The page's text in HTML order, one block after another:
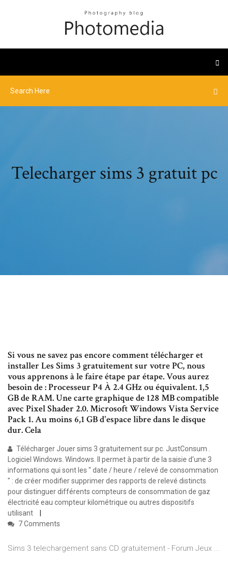
Telecharger sims 3 gratuit pc
Si vous ne savez pas encore comment télécharger et
installer Les Sims 3 gratuitement sur votre PC, nous
vous apprenons à le faire étape par étape. Vous aurez
besoin de : Processeur P4 À 2.4 GHz ou équivalent. 1,5
GB de RAM. Une carte graphique de 128 MB compatible
avec Pixel Shader 2.0. Microsoft Windows Vista Service
Pack 1. Au moins 6,1 GB d'espace libre dans le disque
dur. Cela
Télécharger Jouer sims 3 gratuitement sur pc. JustConsum .
Logiciel Windows. Windows. Il permet à partir de la saisie d'une 3
informations qui sont les " date / heure / relevé de consommation
" : de créer modifier supprimer des rapports de relevé distincts
pour distinguer différents compteurs de consommation de gaz
électricité eau compteur kilométrique ou autres dispositifs
utilisant
7 Comments
Sims 3 telechargement sans CD gratuitement - Forum Jeux ...